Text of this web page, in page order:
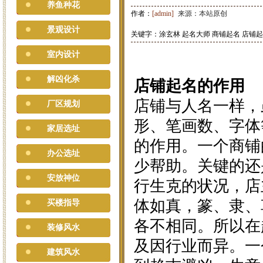
养鱼种花
景观设计
室内设计
解凶化杀
厂区规划
家居选址
办公选址
安放神位
买楼指导
装修风水
建筑风水
作者： [admin] 来源：本站原创
关键字：涂玄林 起名大师 商铺起名 店铺
店铺起名的作用
店铺与人名一样
形、笔画数、字
的作用。一个商
少帮助。关键的
行生克的状况，
体如真，篆、隶
各不相同。所以
及因行业而异。